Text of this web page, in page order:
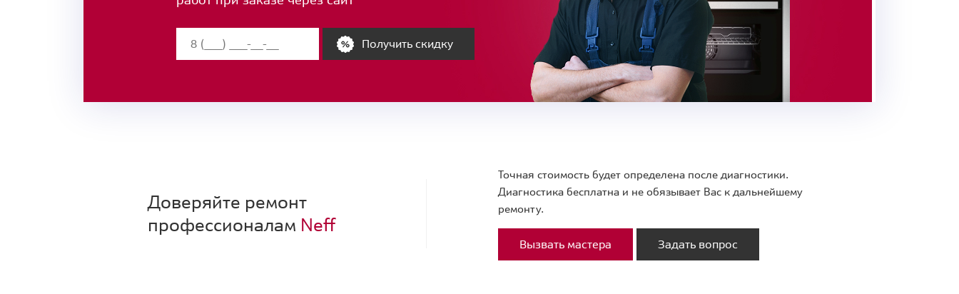
Получить скидку
Доверяйте ремонт
профессионалам Neff
Точная стоимость будет определена после диагностики.
Диагностика бесплатна и не обязывает Вас к дальнейшему
ремонту.
Вызвать мастера Задать вопрос